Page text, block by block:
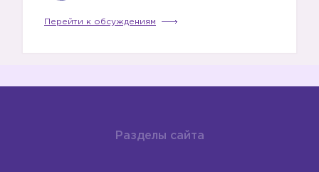
Перейти к обсуждениям
Разделы сайта